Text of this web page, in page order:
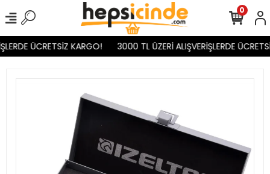
ÜCRETSİZ KARGO! 3000 TL ÜZERİ ALIŞVERİŞLERDE
0